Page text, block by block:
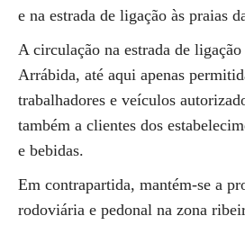
e na estrada de ligação às praias
A circulação na estrada de ligação
Arrábida, até aqui apenas
trabalhadores e veículos
também a clientes dos
e bebidas.
Em contrapartida, mantém-se a
rodoviária e pedonal na zona